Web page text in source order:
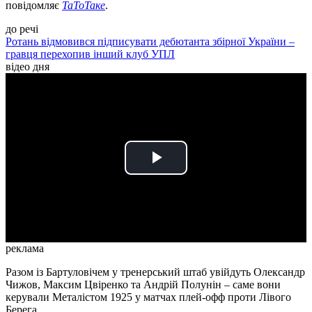
повідомляє ТаТоТаке.
до речі
Ротань відмовився підписувати дебютанта збірної України –
гравця перехопив інший клуб УПЛ
відео дня
Play
реклама
Разом із Бартуловічем у тренерський штаб увійдуть Олександр
Чижов, Максим Цвіренко та Андрій Полунін – саме вони
керували Металістом 1925 у матчах плей-офф проти Лівого